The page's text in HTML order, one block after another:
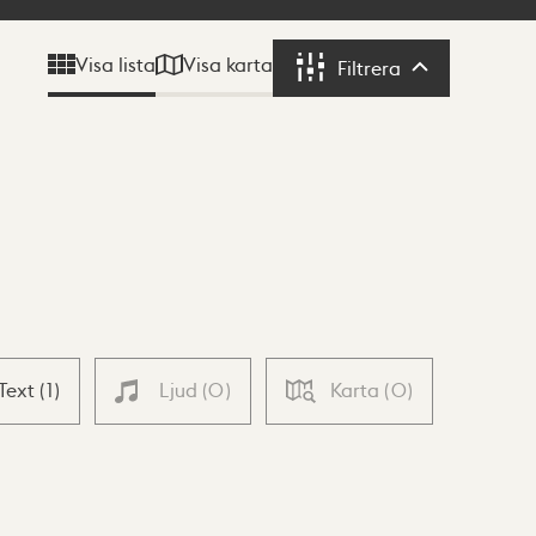
Visa lista Visa karta Filtrera Filtrera
(1) Ljud (0) Karta (0)